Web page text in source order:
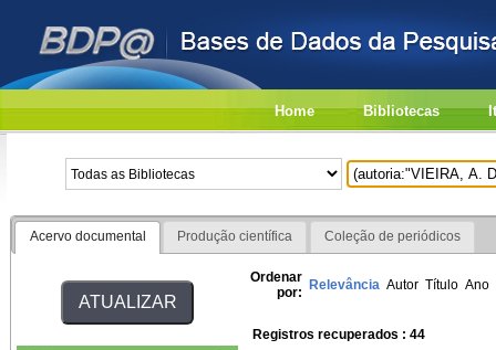
Home Bibliotecas
Acervo documental Produção científica Coleção de periódicos
Ordenar
por: Relevância Autor Título Ano
Registros recuperados : 44